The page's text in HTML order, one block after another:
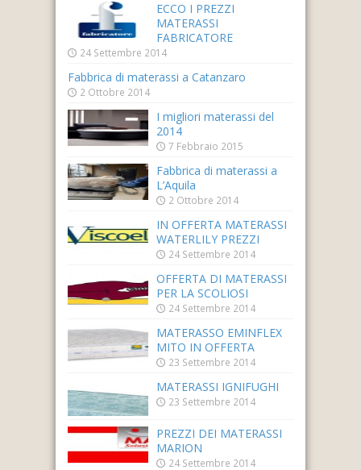
ECCO I PREZZI
MATERASSI
FABRICATORE
24 Settembre 2014
Fabbrica di materassi a Catanzaro
2 Ottobre 2014
I migliori materassi del
2014
7 Febbraio 2015
Fabbrica di materassi a
L’Aquila
2 Ottobre 2014
IN OFFERTA MATERASSI
WATERLILY PREZZI
24 Settembre 2014
OFFERTA DI MATERASSI
PER LA SCOLIOSI
24 Settembre 2014
MATERASSO EMINFLEX
MITO IN OFFERTA
23 Settembre 2014
MATERASSI IGNIFUGHI
23 Settembre 2014
PREZZI DEI MATERASSI
MARION
24 Settembre 2014